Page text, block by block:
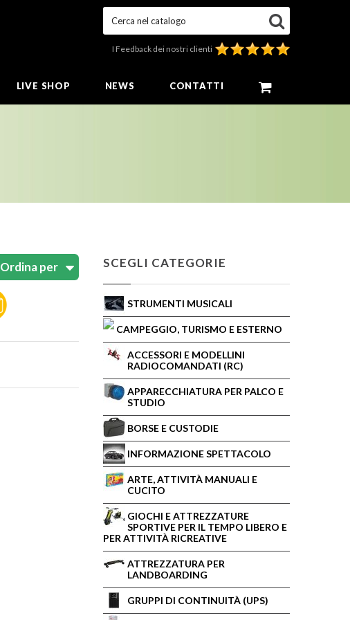
Cerca nel catalogo
I Feedback dei nostri clienti
LIVE SHOP NEWS CONTATTI
SCEGLI CATEGORIE
STRUMENTI MUSICALI
CAMPEGGIO, TURISMO E ESTERNO
ACCESSORI E MODELLINI
RADIOCOMANDATI (RC)
APPARECCHIATURA PER PALCO E
STUDIO
BORSE E CUSTODIE
INFORMAZIONE SPETTACOLO
ARTE, ATTIVITÀ MANUALI E
CUCITO
GIOCHI E ATTREZZATURE
SPORTIVE PER IL TEMPO LIBERO E
PER ATTIVITÀ RICREATIVE
ATTREZZATURA PER
LANDBOARDING
GRUPPI DI CONTINUITÀ (UPS)